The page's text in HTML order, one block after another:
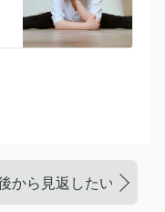
から見返したいサイト